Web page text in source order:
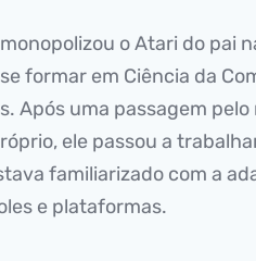
o Atari do pai
formar em Ciência da
Após uma passagem
ele passou a
familiarizado com a
e plataformas.